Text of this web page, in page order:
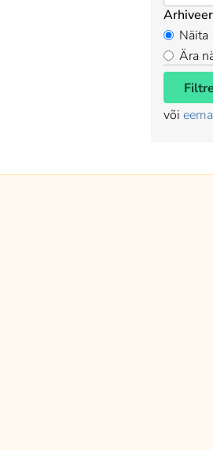
Näita
Ära
või